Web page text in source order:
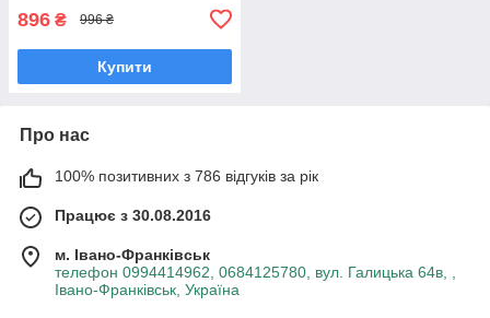
896 ₴ 996 ₴
Купити
Про нас
100% позитивних з 786 відгуків за рік
Працює з 30.08.2016
м. Івано-Франківськ
телефон 0994414962, 0684125780, вул. Галицька 64в, ,
Івано-Франківськ, Україна